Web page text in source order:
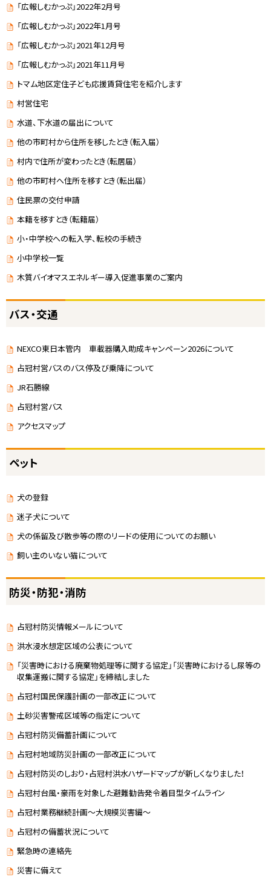
「広報しむかっぷ」2022年2月号
「広報しむかっぷ」2022年1月号
「広報しむかっぷ」2021年12月号
「広報しむかっぷ」2021年11月号
トマム地区定住子ども応援賃貸住宅を紹介します
村営住宅
水道、下水道の届出について
他の市町村から住所を移したとき（転入届）
村内で住所が変わったとき（転居届）
他の市町村へ住所を移すとき（転出届）
住民票の交付申請
本籍を移すとき（転籍届）
小・中学校への転入学、転校の手続き
小中学校一覧
木質バイオマスエネルギー導入促進事業のご案内
バス・交通
NEXCO東日本管内 車載器購入助成キャンペーン2026について
占冠村営バスのバス停及び乗降について
JR石勝線
占冠村営バス
アクセスマップ
ペット
犬の登録
迷子犬について
犬の係留及び散歩等の際のリードの使用についてのお願い
飼い主のいない猫について
防災・防犯・消防
占冠村防災情報メールについて
洪水浸水想定区域の公表について
「災害時における廃棄物処理等に関する協定」「災害時におけるし尿等の
収集運搬に関する協定」を締結しました
占冠村国民保護計画の一部改正について
土砂災害警戒区域等の指定について
占冠村防災備蓄計画について
占冠村地域防災計画の一部改正について
占冠村防災のしおり・占冠村洪水ハザードマップが新しくなりました！
占冠村台風・豪雨を対象した避難勧告発令着目型タイムライン
占冠村業務継続計画～大規模災害編～
占冠村の備蓄状況について
緊急時の連絡先
災害に備えて